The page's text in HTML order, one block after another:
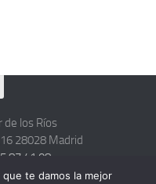
de los Ríos
28028 Madrid
87 41 08
te damos la mejor